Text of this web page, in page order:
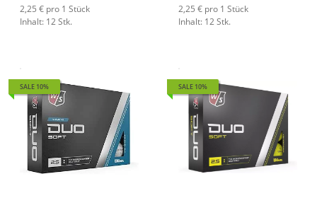
2,25 € pro 1 Stück
Inhalt: 12 Stk.
2,25 € pro 1 Stück
Inhalt: 12 Stk.
SALE 10% SALE 10%